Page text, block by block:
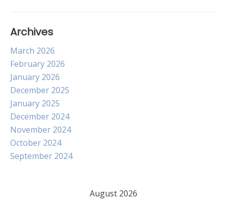
Archives
March 2026
February 2026
January 2026
December 2025
January 2025
December 2024
November 2024
October 2024
September 2024
August 2026